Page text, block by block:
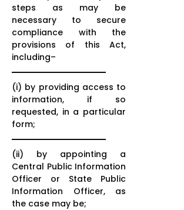
steps as may be
necessary to secure
compliance with the
provisions of this Act,
including–
(i) by providing access to
information, if so
requested, in a particular
form;
(ii) by appointing a
Central Public Information
Officer or State Public
Information Officer, as
the case may be;